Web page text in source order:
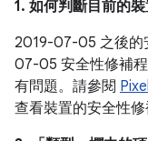
1. 如何判斷目前的
2019-07-05 之後的
07-05 安全性修補
有問題。請參閱
查看裝置的安全性修